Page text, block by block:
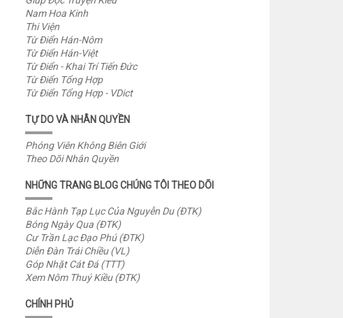
Nam Hoa Kinh
Thi Viện
Từ Điển Hán-Nôm
Từ Điển Hán-Việt
Từ Điển - Khai Trí Tiến Đức
Từ Điển Tổng Hợp
Từ Điển Tổng Hợp - VDict
TỰ DO VÀ NHÂN QUYỀN
Phóng Viên Không Biên Giới
Theo Dõi Nhân Quyền
NHỮNG TRANG BLOG CHÚNG TÔI THEO DÕI
Bắc Hành Tạp Lục Của Nguyễn Du (ĐTK)
Bóng Ngày Qua (ĐTK)
Cư Trần Lạc Đạo Phú (ĐTK)
Diễn Đàn Trái Chiều (VL)
Góp Nhặt Cát Đá (TTT)
Xem Nôm Thuý Kiều (ĐTK)
CHÍNH PHỦ